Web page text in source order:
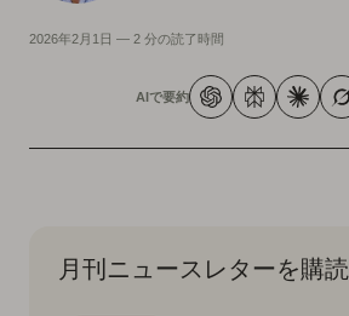
2026年2月1日 — 2 分の読了時間
AIで要約
月刊ニュースレターを購